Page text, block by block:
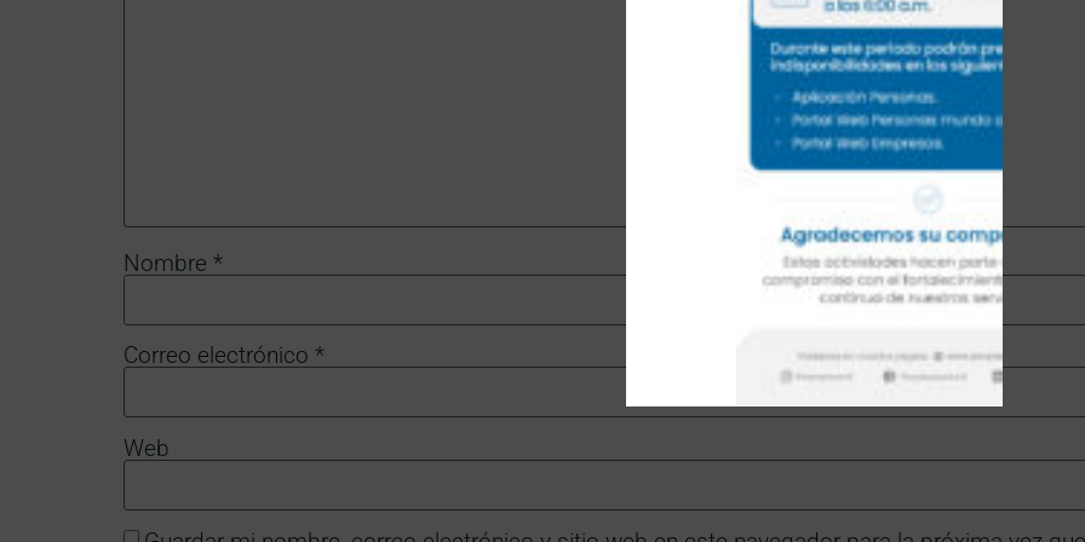
Nombre *
Correo electrónico *
Web